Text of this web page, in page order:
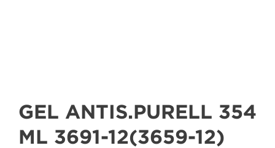
GEL ANTIS.PURELL 354
ML 3691-12(3659-12)